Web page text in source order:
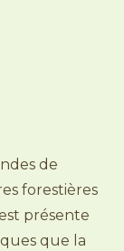
de
forestières
présente
que la